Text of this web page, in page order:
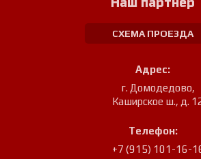
СХЕМА ПРОЕЗДА
Адрес:
г. Домодедово,
Каширское ш., д.
Телефон:
+7 (915) 101-16-